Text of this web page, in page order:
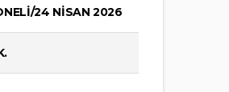
24 NİSAN 2026